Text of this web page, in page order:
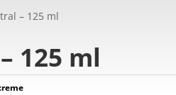
– 125 ml
125 ml